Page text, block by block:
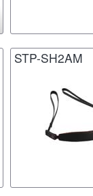
STP-SH2AM